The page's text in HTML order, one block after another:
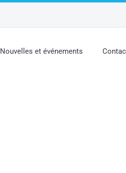
Nouvelles et événements